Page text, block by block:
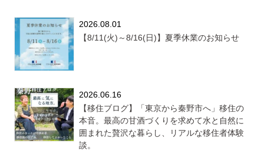
2026.08.01
【8/11(火)～8/16(日)】夏季休業のお知らせ
2026.06.16
【移住ブログ】「東京から秦野市へ」移住の
本音。最高の甘酒づくりを求めて水と自然に
囲まれた贅沢な暮らし、リアルな移住者体験
談。